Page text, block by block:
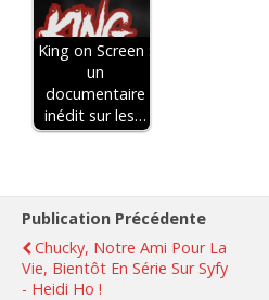
King on Screen :
un
documentaire
inédit sur les…
Publication Précédente
Chucky, Notre Ami Pour La
Vie, Bientôt En Série Sur Syfy
- Heidi Ho !